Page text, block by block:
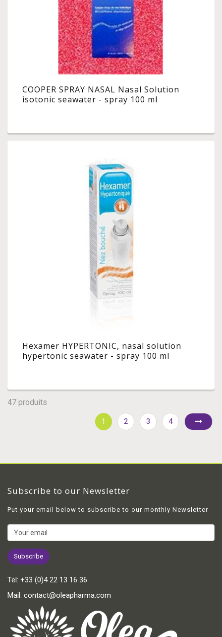
COOPER SPRAY NASAL Nasal Solution
isotonic seawater - spray 100 ml
Hexamer HYPERTONIC, nasal solution
hypertonic seawater - spray 100 ml
47 produits
1 2 3 4
Subscribe to our Newsletter
Put your email below to subscribe to our monthly Newsletter
Tel: +33 (0)4 22 13 16 36
Mail: contact@oleapharma.com